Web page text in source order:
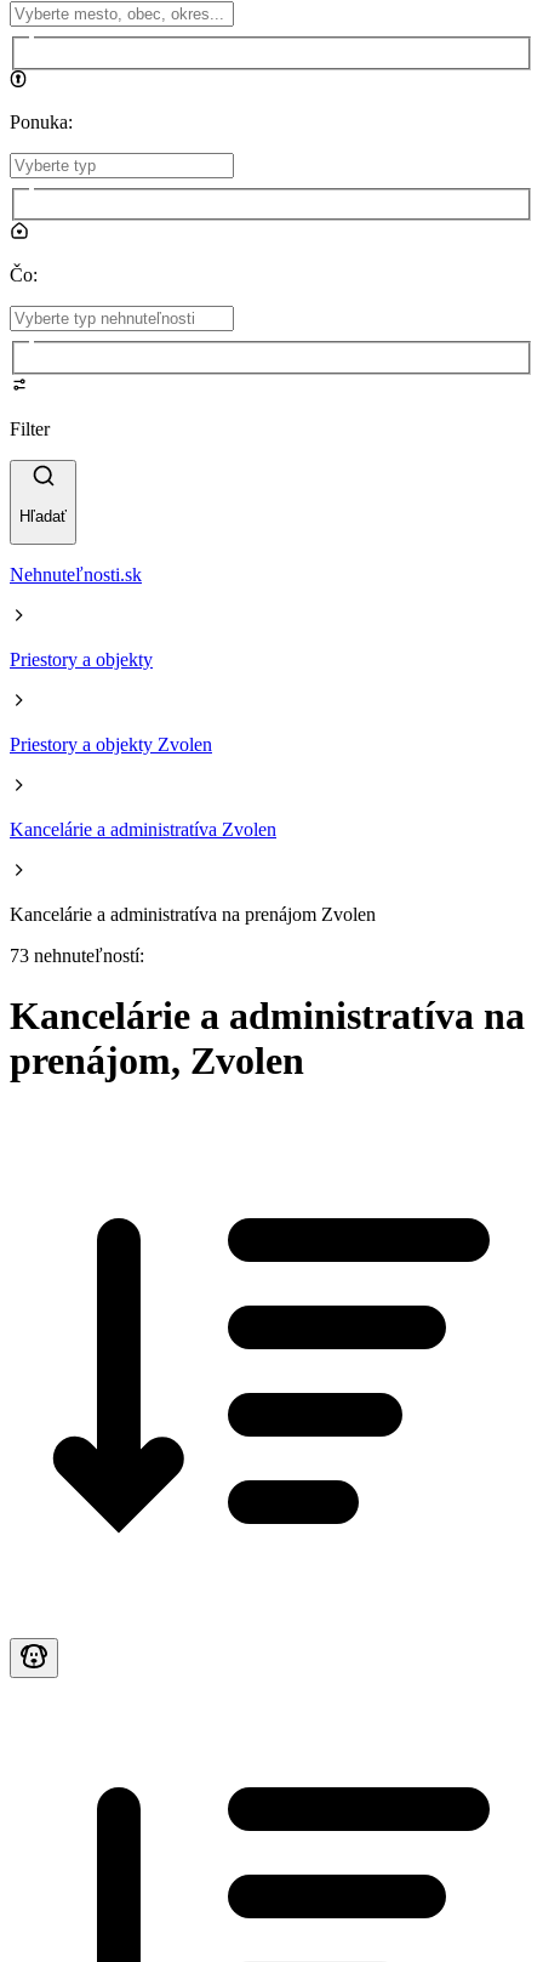
Ponuka:
Čo:
Filter
Hľadať
Nehnuteľnosti.sk
Priestory a objekty
Priestory a objekty Zvolen
Kancelárie a administratíva Zvolen
Kancelárie a administratíva na prenájom Zvolen
73 nehnuteľností:
Kancelárie a administratíva na
prenájom, Zvolen